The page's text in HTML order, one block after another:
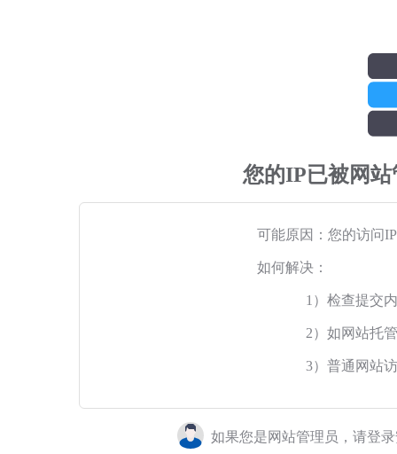
您的IP已被网
可能原因：您的访问
如何解决：
1）检查提交
2）如网站托
3）普通网站
如果您是网站管理员，请登